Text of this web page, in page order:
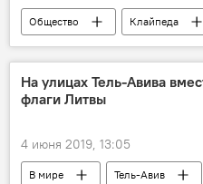
Общество
Клайпеда
Вячеслав Титов
Скандал вокруг депутата
На улицах Тель-Авива
флаги Литвы
4 июня 2019, 13:05
В мире Тель-Авив